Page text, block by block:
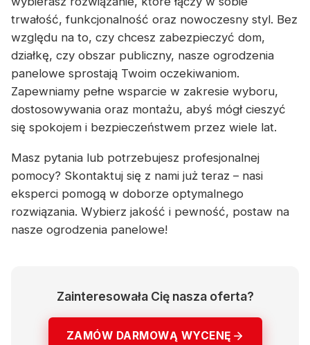
trwałość, funkcjonalność oraz nowoczesny styl. Bez
względu na to, czy chcesz zabezpieczyć dom,
działkę, czy obszar publiczny, nasze ogrodzenia
panelowe sprostają Twoim oczekiwaniom.
Zapewniamy pełne wsparcie w zakresie wyboru,
dostosowywania oraz montażu, abyś mógł cieszyć
się spokojem i bezpieczeństwem przez wiele lat.
Masz pytania lub potrzebujesz profesjonalnej
pomocy? Skontaktuj się z nami już teraz – nasi
eksperci pomogą w doborze optymalnego
rozwiązania. Wybierz jakość i pewność, postaw na
nasze ogrodzenia panelowe!
Zainteresowała Cię nasza oferta?
ZAMÓW DARMOWĄ WYCENĘ